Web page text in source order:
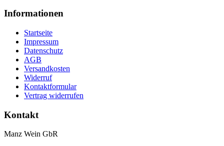
Informationen
Startseite
Impressum
Datenschutz
AGB
Versandkosten
Widerruf
Kontaktformular
Vertrag widerrufen
Kontakt
Manz Wein GbR